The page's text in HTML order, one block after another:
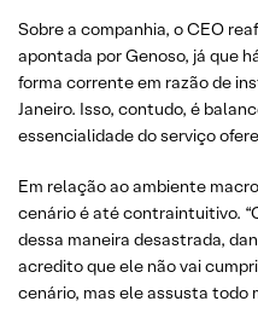
Sobre a companhia, o CEO
apontada por Genoso, já que
forma corrente em razão de
Janeiro. Isso, contudo, é
essencialidade do serviço
Em relação ao ambiente
cenário é até contraintuitivo.
dessa maneira desastrada,
acredito que ele não vai
cenário, mas ele assusta todo